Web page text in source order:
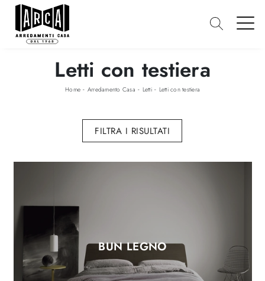
Letti con testiera
Home - Arredamento Casa - Letti- Letti con testiera
FILTRA I RISULTATI
BUN LEGNO